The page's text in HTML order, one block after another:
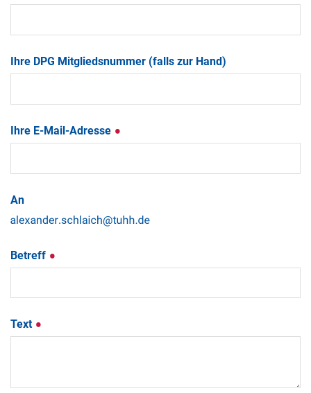
Ihre DPG Mitgliedsnummer (falls zur Hand)
Ihre E-Mail-Adresse
An
Betreff
Text